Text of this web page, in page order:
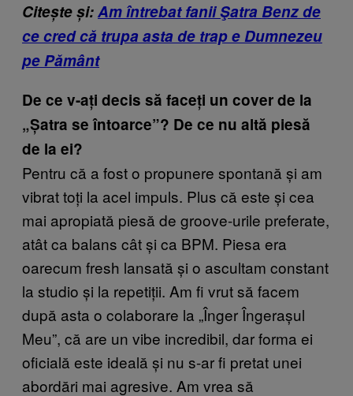
Citește și:Am întrebat fanii Şatra Benz de
ce cred că trupa asta de trap e Dumnezeu
pe Pământ
De ce v-ați decis să faceți un cover de la
„Șatra se întoarce”? De ce nu altă piesă
de la ei?
Pentru că a fost o propunere spontană și am
vibrat toți la acel impuls. Plus că este și cea
mai apropiată piesă de groove-urile preferate,
atât ca balans cât și ca BPM. Piesa era
oarecum fresh lansată și o ascultam constant
la studio și la repetiții. Am fi vrut să facem
după asta o colaborare la „Înger Îngerașul
Meu”, că are un vibe incredibil, dar forma ei
oficială este ideală și nu s-ar fi pretat unei
abordări mai agresive. Am vrea să